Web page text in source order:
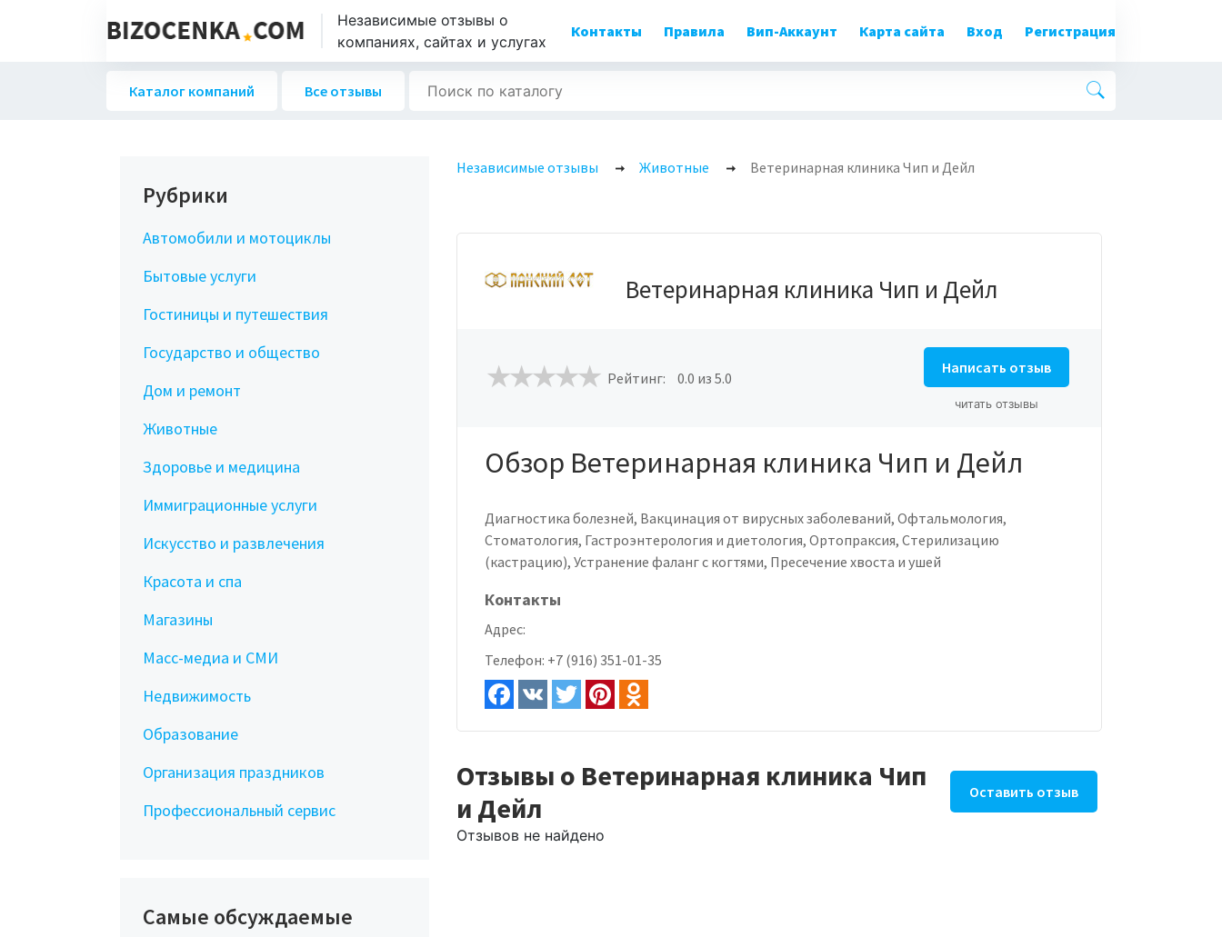
Независимые отзывы о
компаниях, сайтах и услугах
Контакты Правила Вип-Аккаунт Карта сайта Вход Регистрация
Каталог компаний Все отзывы
Независимые отзывы Животные Ветеринарная клиника Чип и Дейл
Ветеринарная клиника Чип и Дейл
Рейтинг: 0.0 из 5.0
Написать отзыв
читать отзывы
Обзор Ветеринарная клиника Чип и Дейл
Диагностика болезней, Вакцинация от вирусных заболеваний, Офтальмология,
Стоматология, Гастроэнтерология и диетология, Ортопраксия, Стерилизацию
(кастрацию), Устранение фаланг с когтями, Пресечение хвоста и ушей
Контакты
Адрес:
Телефон: +7 (916) 351-01-35
Отзывы о Ветеринарная клиника Чип
и Дейл
Оставить отзыв
Отзывов не найдено
Рубрики
Автомобили и мотоциклы
Бытовые услуги
Гостиницы и путешествия
Государство и общество
Дом и ремонт
Животные
Здоровье и медицина
Иммиграционные услуги
Искусство и развлечения
Красота и спа
Магазины
Масс-медиа и СМИ
Недвижимость
Образование
Организация праздников
Профессиональный сервис
Самые обсуждаемые